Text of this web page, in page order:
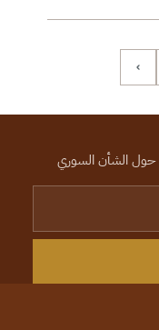
›
حول الشأن السوري